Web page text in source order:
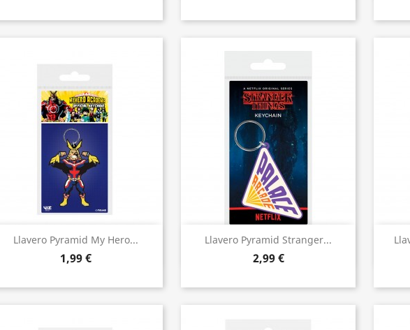
Llavero Pyramid My Hero...
1,99 €
Vista rápida Llavero Pyramid Stranger...
2,99 €
Vista rápida